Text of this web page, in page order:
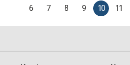
6 7 8 9 10 11